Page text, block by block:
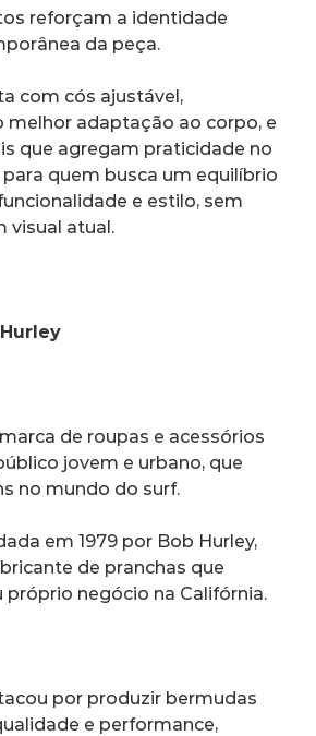
reforçam a identidade
da peça.
com cós ajustável,
melhor adaptação ao corpo, e
que agregam praticidade no
quem busca um equilíbrio
e estilo, sem
visual atual.
de roupas e acessórios
jovem e urbano, que
no mundo do surf.
em 1979 por Bob Hurley,
de pranchas que
próprio negócio na Califórnia.
por produzir bermudas
e performance,